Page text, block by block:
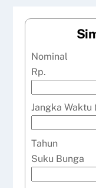
Nominal
Rp.
Jangka Waktu
Tahun
Suku Bunga